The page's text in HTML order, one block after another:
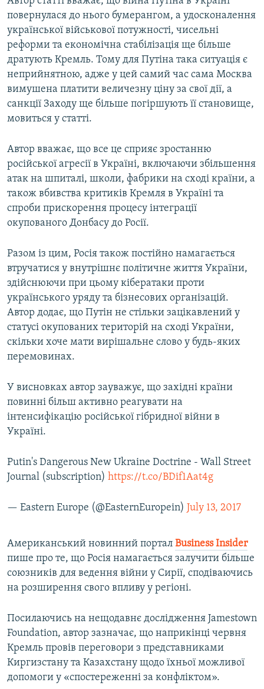
повернулася до нього бумерангом, а удосконалення
української військової потужності, чисельні
реформи та економічна стабілізація ще більше
дратують Кремль. Тому для Путіна така ситуація є
неприйнятною, адже у цей самий час сама Москва
вимушена платити величезну ціну за свої дії, а
санкції Заходу ще більше погіршують її становище,
мовиться у статті.
Автор вважає, що все це сприяє зростанню
російської агресії в Україні, включаючи збільшення
атак на шпиталі, школи, фабрики на сході країни, а
також вбивства критиків Кремля в Україні та
спроби прискорення процесу інтеграції
окупованого Донбасу до Росії.
Разом із цим, Росія також постійно намагається
втручатися у внутрішнє політичне життя України,
здійснюючи при цьому кібератаки проти
українського уряду та бізнесових організацій.
Автор додає, що Путін не стільки зацікавлений у
статусі окупованих територій на сході України,
скільки хоче мати вирішальне слово у будь-яких
перемовинах.
У висновках автор зауважує, що західні країни
повинні більш активно реагувати на
інтенсифікацію російської гібридної війни в
Україні.
Putin's Dangerous New Ukraine Doctrine - Wall Street
Journal (subscription) https://t.co/BDif1Aat4g
— Eastern Europe (@EasternEuropein) July 13, 2017
Американський новинний портал Business Insider
пише про те, що Росія намагається залучити більше
союзників для ведення війни у Сирії, сподіваючись
на розширення свого впливу у регіоні.
Посилаючись на нещодавнє дослідження Jamestown
Foundation, автор зазначає, що наприкінці червня
Кремль провів переговори з представниками
Киргизстану та Казахстану щодо їхньої можливої
допомоги у «спостереженні за конфліктом».